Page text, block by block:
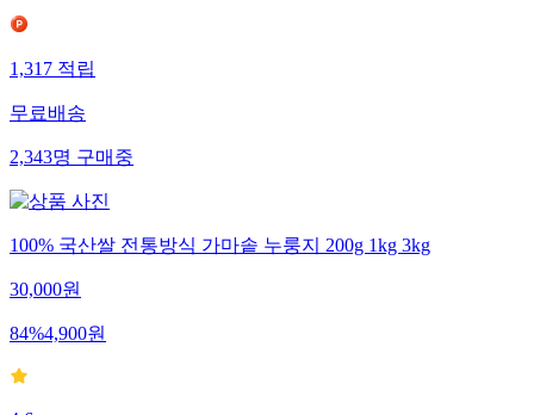
1,317 적립
무료배송
2,343명 구매중
100% 국산쌀 전통방식 가마솥 누룽지 200g 1kg 3kg
30,000원
84%4,900원